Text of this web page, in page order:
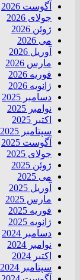
آگوست 2026
جولای 2026
ژوئن 2026
می 2026
آوریل 2026
مارس 2026
فوریه 2026
ژانویه 2026
دسامبر 2025
نوامبر 2025
اکتبر 2025
سپتامبر 2025
آگوست 2025
جولای 2025
ژوئن 2025
می 2025
آوریل 2025
مارس 2025
فوریه 2025
ژانویه 2025
دسامبر 2024
نوامبر 2024
اکتبر 2024
سپتامبر 2024